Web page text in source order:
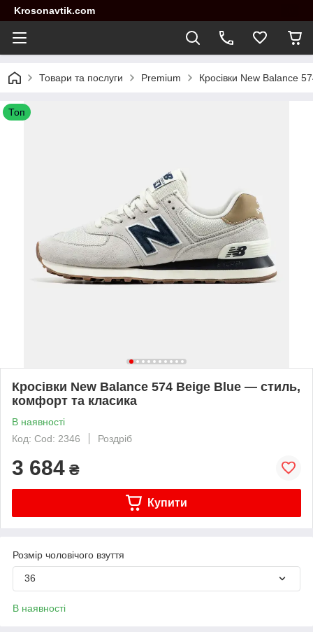
Krosonavtik.com
Товари та послуги Premium Кросівки New Balance
Топ
Кросівки New Balance 574 Beige Blue — стиль,
комфорт та класика
В наявності
Код: Cod: 2346
Роздріб
3 684 ₴
Купити
Розмір чоловічого взуття
36
В наявності